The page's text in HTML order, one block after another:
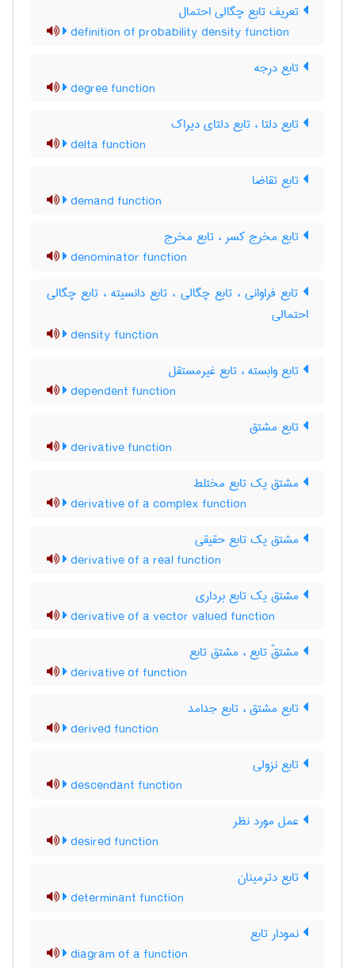
تعریف تابع چگالی احتمال
definition of probability density function
تابع درجه
degree function
تابع دلتا ، تابع دلتای دیراک
delta function
تابع تقاضا
demand function
تابع مخرج کسر ، تابع مخرج
denominator function
تابع فراوانی ، تابع چگالی ، تابع دانسیته ، تابع چگالی
احتمالی
density function
تابع وابسته ، تابع غیرمستقل
dependent function
تابع مشتق
derivative function
مشتق یک تابع مختلط
derivative of a complex function
مشتق یک تابع حقیقی
derivative of a real function
مشتق یک تابع برداری
derivative of a vector valued function
مشتقّ تابع ، مشتق تابع
derivative of function
تابع مشتق ، تابع جدامد
derived function
تابع نزولی
descendant function
عمل مورد نظر
desired function
تابع دترمینان
determinant function
نمودار تابع
diagram of a function